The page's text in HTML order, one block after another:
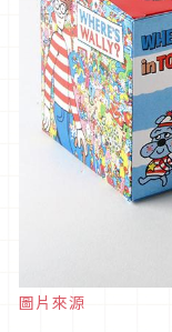
圖片來源